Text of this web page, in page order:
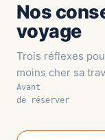
Nos
voyage
Trois réflexes
moins cher sa
Avant
de réserver